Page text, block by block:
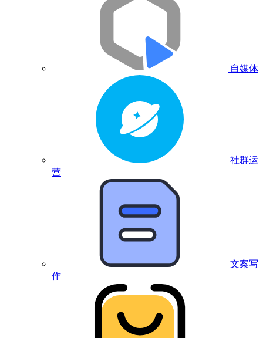
自媒体
社群运
营
文案写
作